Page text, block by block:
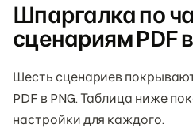
Шпаргалка по
сценариям PDF
Шесть сценариев
PDF в PNG. Таблица ниже
настройки для каждого.